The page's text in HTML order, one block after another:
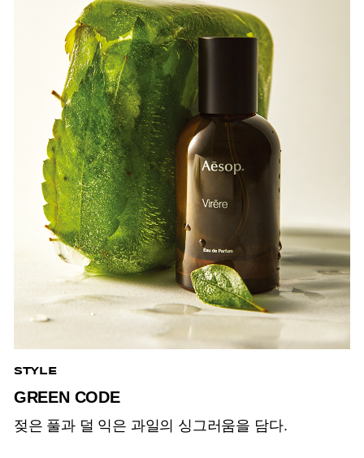
STYLE
GREEN CODE
젖은 풀과 덜 익은 과일의 싱그러움을 담다.